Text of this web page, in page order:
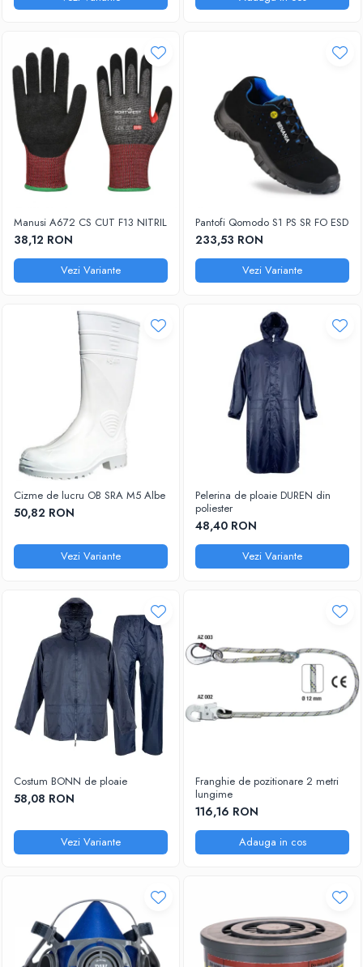
Manusi A672 CS CUT F13 NITRIL
38,12 RON
Vezi Variante
Pantofi Qomodo S1 PS SR FO ESD
233,53 RON
Vezi Variante
Cizme de lucru OB SRA M5 Albe
50,82 RON
Vezi Variante
Pelerina de ploaie DUREN din
poliester
48,40 RON
Vezi Variante
Costum BONN de ploaie
58,08 RON
Vezi Variante
Franghie de pozitionare 2 metri
lungime
116,16 RON
Adauga in cos